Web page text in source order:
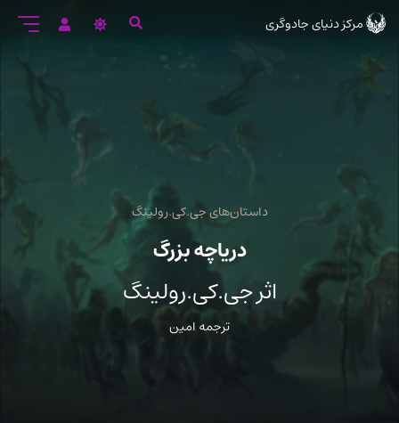
ورود
مرکز دنیای جادوگری
داستان‌های جی.کی.رولینگ
دریاچه بزرگ
اثر جی.کی.رولینگ
ترجمه امین